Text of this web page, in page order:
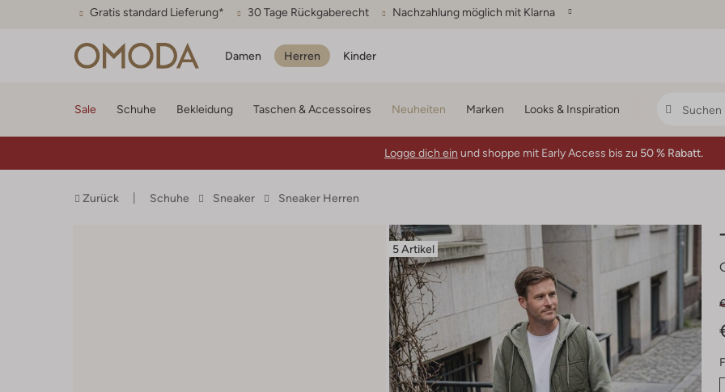
Gratis standard Lieferung* 30 Tage Rückgaberecht Nachzahlung möglich mit Klarna
Damen Herren Kinder
Sale Schuhe Bekleidung Taschen & Accessoires Neuheiten Marken Looks & Inspiration
Logge dich ein und shoppe mit Early Access bis zu 50 % Rabatt.
Zurück Schuhe Sneaker Sneaker Herren
5 Artikel